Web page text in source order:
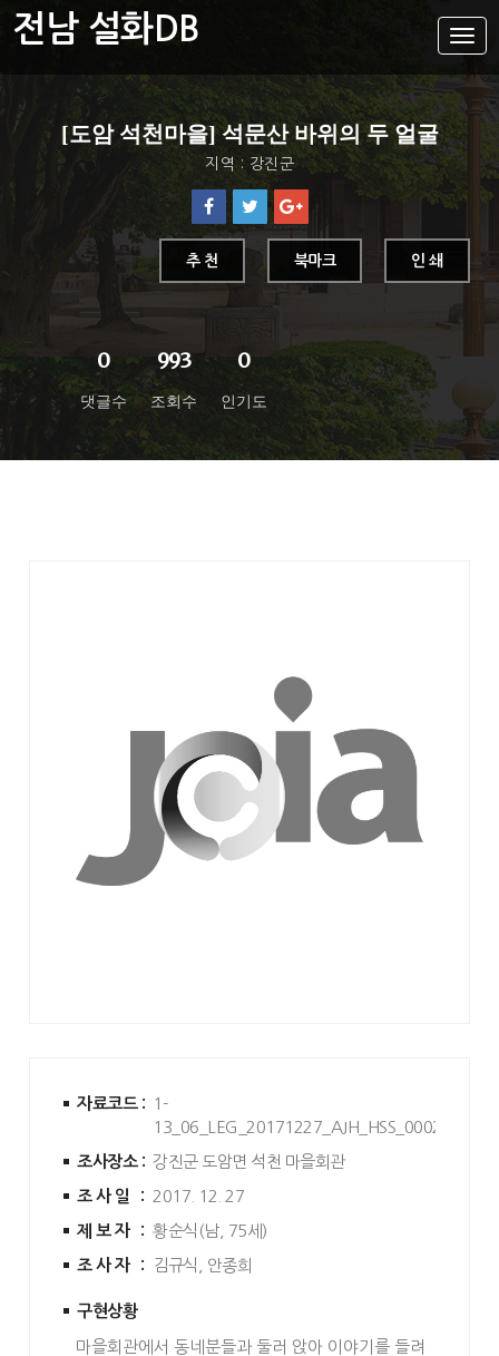
설
화
메
뉴
전남 설화DB
설화DB
통합검색
지역별
[도암 석천마을] 석문산 바위의 두 얼굴
지역 : 강진군
0
댓글수
993
조회수
0
인기도
추 천 북마크 인 쇄
자료코드 : 1-
13_06_LEG_20171227_AJH_HSS_0002
조사장소 : 강진군 도암면 석천 마을회관
조사일 : 2017. 12. 27
제보자 : 황순식(남, 75세)
조사자 : 김규식, 안종희
구현상황
마을회관에서 동네분들과 둘러 앉아 이야기를 들려